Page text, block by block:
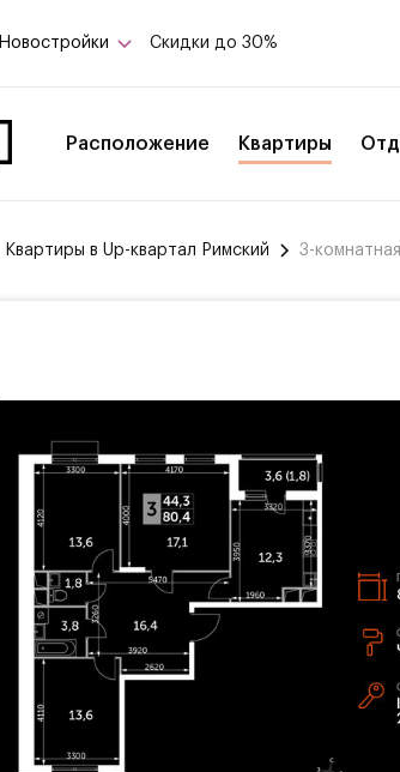
Новостройки Скидки до 30%
Расположение Квартиры
Квартиры в Up-квартал Римский 3-